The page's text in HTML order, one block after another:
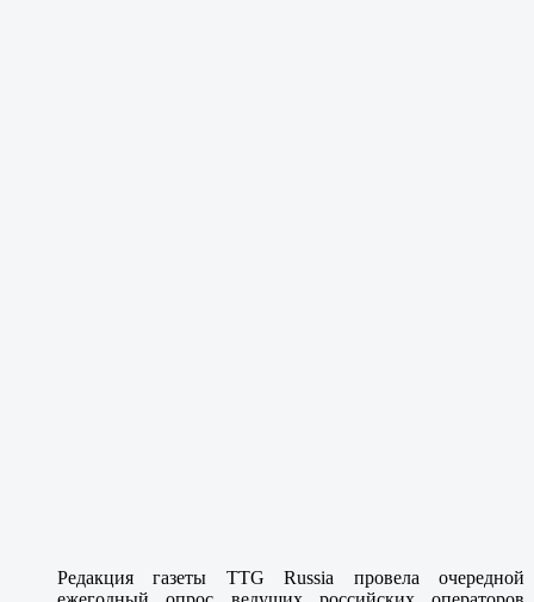
Редакция газеты TTG Russia провела очередной